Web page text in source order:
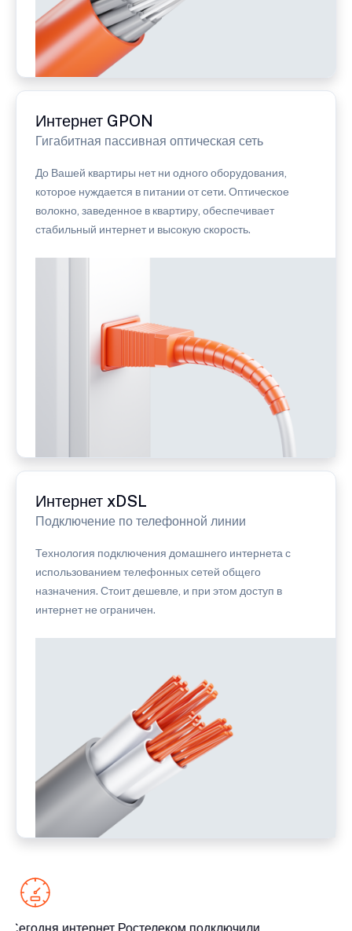
Интернет GPON
Гигабитная пассивная оптическая сеть
До Вашей квартиры нет ни одного оборудования,
которое нуждается в питании от сети. Оптическое
волокно, заведенное в квартиру, обеспечивает
стабильный интернет и высокую скорость.
Интернет xDSL
Подключение по телефонной линии
Технология подключения домашнего интернета с
использованием телефонных сетей общего
назначения. Стоит дешевле, и при этом доступ в
интернет не ограничен.